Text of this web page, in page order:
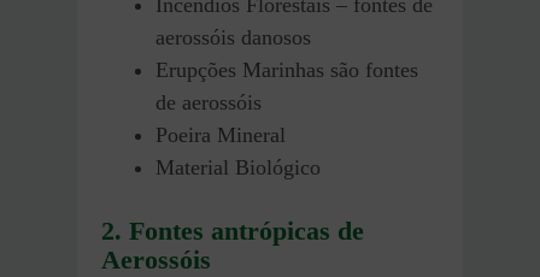
Incêndios Florestais – fontes de
aerossóis danosos
Erupções Marinhas são fontes
de aerossóis
Poeira Mineral
Material Biológico
2. Fontes antrópicas de
Aerossóis